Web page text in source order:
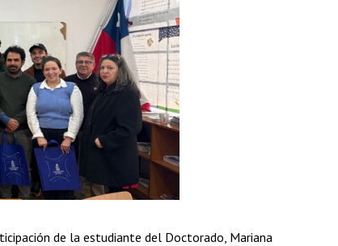
de la estudiante del Doctorado, Mariana